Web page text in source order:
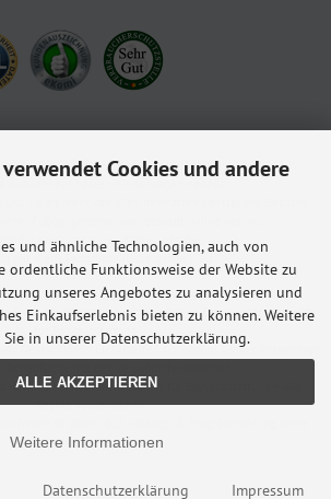
Babymarkt-Fachgeschäft für Baby und Kleinkind. Wir
vieles mehr von allen namhaften Herstellern. Besucht
für euch und euren Nachwuchs da.
mit ♥ aus Paderborn in die ganze Welt.
zzgl.Versandkosten. Die durchgestrichenen Preise
Preis bei Babyshop Hunstig - Online Familienfachgeschäft
für Babyausstattung.
Deutschlands, Lieferzeiten für andere Länder entnehmen
- Online Familienfachgeschäft für Babyausstattung • Alle
Rechte vorbehalten
Webdesign
Cookies und andere
und ähnliche Technologien, auch von
ordentliche Funktionsweise der Website zu
unseres Angebotes zu analysieren und
Einkaufserlebnis bieten zu können. Weitere
in unserer Datenschutzerklärung.
ALLE AKZEPTIEREN
Weitere Informationen
Datenschutzerklärung Impressum